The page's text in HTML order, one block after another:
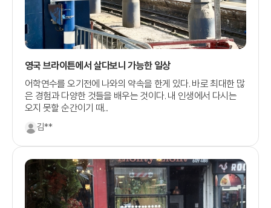
영국 브라이튼에서 살다보니 가능한 일상
어학연수를 오기전에 나와의 약속을 한게 있다. 바로 최대한 많
은 경험과 다양한 것들을 배우는 것이다. 내 인생에서 다시는
오지 못할 순간이기 때...
김**